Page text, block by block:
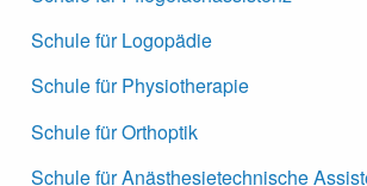
Schule für Logopädie
Schule für Physiotherapie
Schule für Orthoptik
Schule für Anästhesietechnische